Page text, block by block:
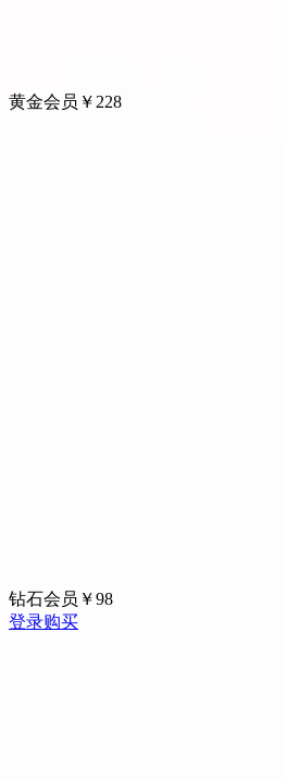
黄金会员 ￥ 228
钻石会员 ￥98
登录购买